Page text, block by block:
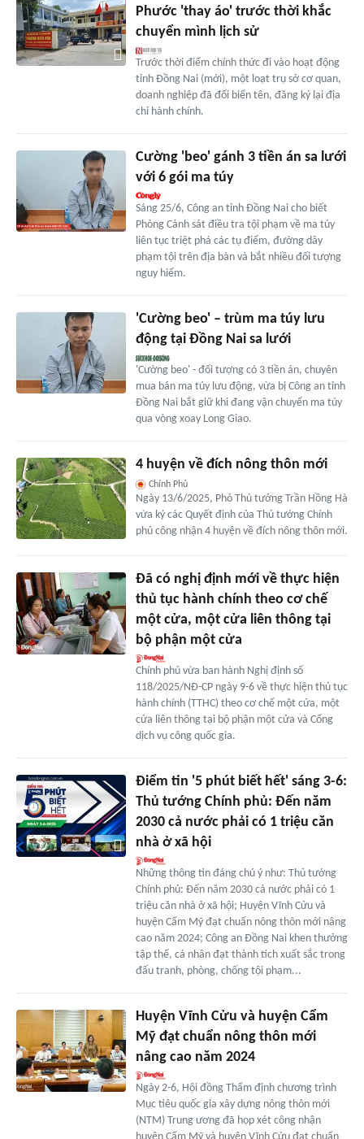
Phước 'thay áo' trước thời khắc
chuyển mình lịch sử
Trước thời điểm chính thức đi vào hoạt động
tỉnh Đồng Nai (mới), một loạt trụ sở cơ quan,
doanh nghiệp đã đổi biển tên, đăng ký lại địa
chỉ hành chính.
Cường 'beo' gánh 3 tiền án sa lưới
với 6 gói ma túy
Sáng 25/6, Công an tỉnh Đồng Nai cho biết
Phòng Cảnh sát điều tra tội phạm về ma túy
liên tục triệt phá các tụ điểm, đường dây
phạm tội trên địa bàn và bắt nhiều đối tượng
nguy hiểm.
'Cường beo' – trùm ma túy lưu
động tại Đồng Nai sa lưới
'Cường beo' - đối tượng có 3 tiền án, chuyên
mua bán ma túy lưu động, vừa bị Công an tỉnh
Đồng Nai bắt giữ khi đang vận chuyển ma túy
qua vòng xoay Long Giao.
4 huyện về đích nông thôn mới
Chính Phủ
Ngày 13/6/2025, Phó Thủ tướng Trần Hồng Hà
vừa ký các Quyết định của Thủ tướng Chính
phủ công nhận 4 huyện về đích nông thôn mới.
Đã có nghị định mới về thực hiện
thủ tục hành chính theo cơ chế
một cửa, một cửa liên thông tại
bộ phận một cửa
Chính phủ vừa ban hành Nghị định số
118/2025/NĐ-CP ngày 9-6 về thực hiện thủ tục
hành chính (TTHC) theo cơ chế một cửa, một
cửa liên thông tại bộ phận một cửa và Cổng
dịch vụ công quốc gia.
Điểm tin '5 phút biết hết' sáng 3-6:
Thủ tướng Chính phủ: Đến năm
2030 cả nước phải có 1 triệu căn
nhà ở xã hội
Những thông tin đáng chú ý như: Thủ tướng
Chính phủ: Đến năm 2030 cả nước phải có 1
triệu căn nhà ở xã hội; Huyện Vĩnh Cửu và
huyện Cẩm Mỹ đạt chuẩn nông thôn mới nâng
cao năm 2024; Công an Đồng Nai khen thưởng
tập thể, cá nhân đạt thành tích xuất sắc trong
đấu tranh, phòng, chống tội phạm...
Huyện Vĩnh Cửu và huyện Cẩm
Mỹ đạt chuẩn nông thôn mới
nâng cao năm 2024
Ngày 2-6, Hội đồng Thẩm định chương trình
Mục tiêu quốc gia xây dựng nông thôn mới
(NTM) Trung ương đã họp xét công nhận